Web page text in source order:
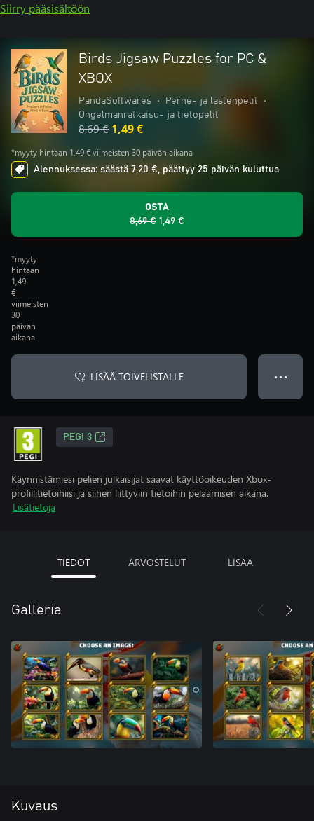
Siirry pääsisältöön
Birds Jigsaw Puzzles for PC &
XBOX
PandaSoftwares • Perhe- ja lastenpelit
•
Ongelmanratkaisu- ja tietopelit
8,69 € 1,49 €
*myyty hintaan 1,49 € viimeisten 30 päivän aikana
Alennuksessa: säästä 7,20 €, päättyy 25 päivän kuluttua
OSTA
8,69 € 1,49 €
*myyty
hintaan
1,49
€
viimeisten
30
päivän
aikana
LISÄÄ TOIVELISTALLE ● ● ●
PEGI 3
Käynnistämiesi pelien julkaisijat saavat käyttöoikeuden Xbox-
profiilitietoihiisi ja siihen liittyviin tietoihin pelaamisen aikana.
Lisätietoja
TIEDOT ARVOSTELUT LISÄÄ
Galleria
Kuvaus